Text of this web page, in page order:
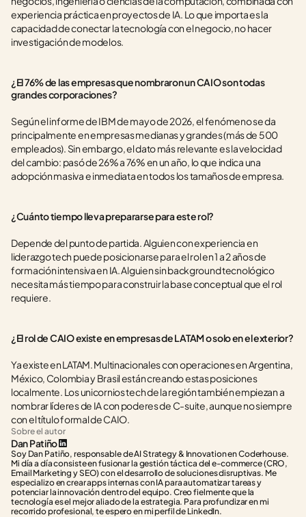
experiencia práctica en proyectos de IA. Lo que importa es la
capacidad de conectar la tecnología con el negocio, no hacer
investigación de modelos.
¿El 76% de las empresas que nombraron un CAIO son todas
grandes corporaciones?
Según el informe de IBM de mayo de 2026, el fenómeno se da
principalmente en empresas medianas y grandes (más de 500
empleados). Sin embargo, el dato más relevante es la velocidad
del cambio: pasó de 26% a 76% en un año, lo que indica una
adopción masiva e inmediata en todos los tamaños de empresa.
¿Cuánto tiempo lleva prepararse para este rol?
Depende del punto de partida. Alguien con experiencia en
liderazgo tech puede posicionarse para el rol en 1 a 2 años de
formación intensiva en IA. Alguien sin background tecnológico
necesita más tiempo para construir la base conceptual que el rol
requiere.
¿El rol de CAIO existe en empresas de LATAM o solo en el exterior?
Ya existe en LATAM. Multinacionales con operaciones en Argentina,
México, Colombia y Brasil están creando estas posiciones
localmente. Los unicornios tech de la región también empiezan a
nombrar líderes de IA con poderes de C-suite, aunque no siempre
con el título formal de CAIO.
Sobre el autor
Dan Patiño
Soy Dan Patiño, responsable de AI Strategy & Innovation en Coderhouse.
Mi día a día consiste en fusionar la gestión táctica del e-commerce (CRO,
Email Marketing y SEO) con el desarrollo de soluciones disruptivas. Me
especializo en crear apps internas con IA para automatizar tareas y
potenciar la innovación dentro del equipo. Creo fielmente que la
tecnología es el mejor aliado de la estrategia. Para profundizar en mi
recorrido profesional, te espero en mi perfil de LinkedIn.